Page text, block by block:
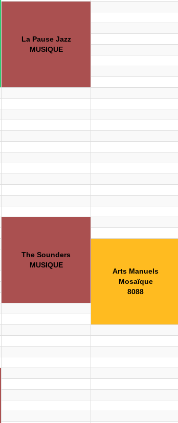
La Pause Jazz
MUSIQUE
The Sounders
MUSIQUE
Arts Manuels
Mosaïque
8088